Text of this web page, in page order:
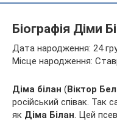
Біографія Діми
Дата народження: 24
Місце народження:
Діма білан (Віктор
російський співак. Так
як Діма Білан. Цей